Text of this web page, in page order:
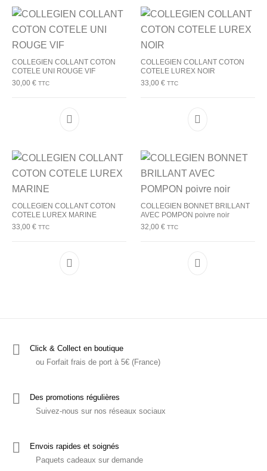
COLLEGIEN COLLANT COTON
COTELE UNI ROUGE VIF
30,00€ TTC
Ce produit a plusieurs variations. Les options
COLLEGIEN COLLANT COTON
COTELE LUREX NOIR
33,00 € TTC
Ce produit a
COLLEGIEN COLLANT COTON
COTELE LUREX MARINE
33,00€ TTC
Ce produit a plusieurs variations. Les options
COLLEGIEN BONNET BRILLANT
AVEC POMPON poivre noir
32,00 € TTC
Ce produit a
Click & Collect en boutique
ou Forfait frais de port à 5€ (France)
Des promotions régulières
Suivez-nous sur nos réseaux sociaux
Envois rapides et soignés
Paquets cadeaux sur demande